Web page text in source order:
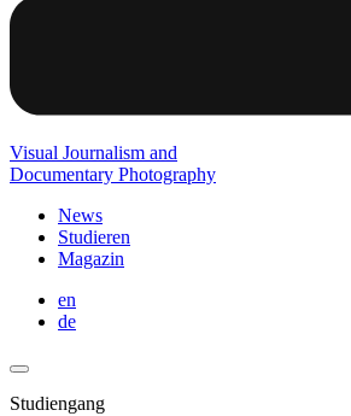
Visual Journalism and
Documentary Photography
News
Studieren
Magazin
en
de
Studiengang